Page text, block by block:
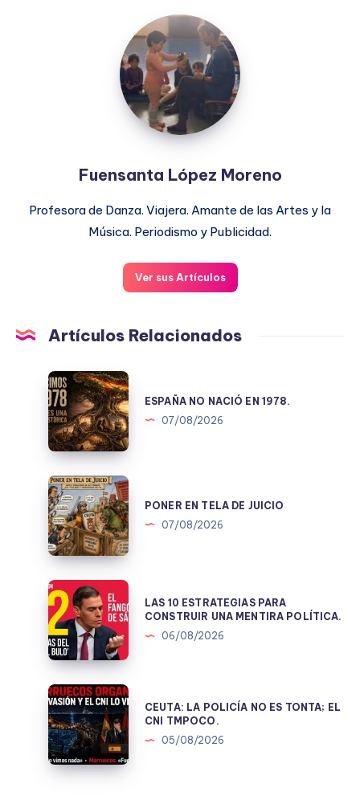
Fuensanta
López
Moreno
Fuensanta López Moreno
Profesora de Danza. Viajera. Amante de las Artes y la
Música. Periodismo y Publicidad.
Ver sus Artículos
Artículos Relacionados
ESPAÑA
NO
NACIÓ
EN
1978.
ESPAÑA NO NACIÓ EN 1978.
07/08/2026
PONER
EN
TELA
DE
JUICIO
PONER EN TELA DE JUICIO
07/08/2026
LAS
10
ESTRATEGIAS
PARA
CONSTRUIR
UNA
MENTIRA
POLÍTICA.
LAS 10 ESTRATEGIAS PARA
CONSTRUIR UNA MENTIRA POLÍTICA.
06/08/2026
CEUTA:
LA
POLICÍA
NO
ES
CEUTA: LA POLICÍA NO ES TONTA; EL
CNI TMPOCO.
05/08/2026